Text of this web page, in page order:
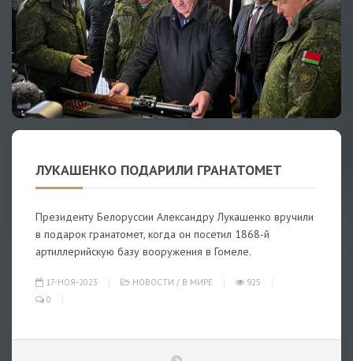
ЛУКАШЕНКО ПОДАРИЛИ ГРАНАТОМЕТ
Президенту Белоруссии Александру Лукашенко вручили
в подарок гранатомет, когда он посетил 1868-й
артиллерийскую базу вооружения в Гомеле.
17-НОЯ-2023 НОВОСТИ / В МИРЕ
925
0